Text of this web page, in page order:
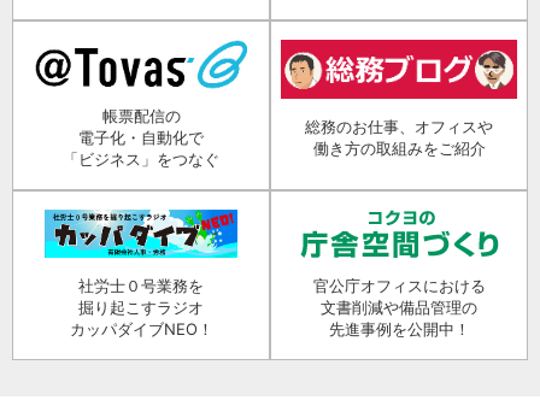
帳票配信の
電子化・自動化で
「ビジネス」をつなぐ
総務のお仕事、オフィスや
働き方の取組みをご紹介
社労士０号業務を
掘り起こすラジオ
カッパダイブNEO！
官公庁オフィスにおける
文書削減や備品管理の
先進事例を公開中！